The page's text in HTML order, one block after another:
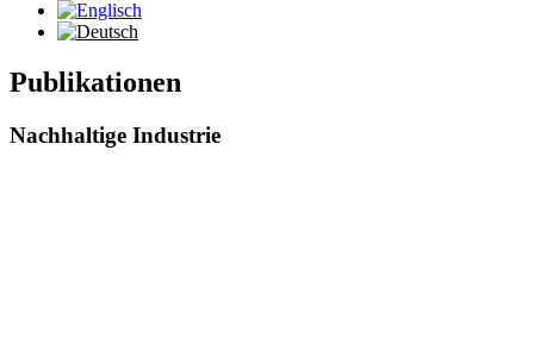
Publikationen
Nachhaltige Industrie